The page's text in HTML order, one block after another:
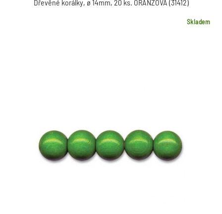
Dřevěné korálky, ø 14mm, 20 ks. ORANŽOVÁ (31412)
Skladem